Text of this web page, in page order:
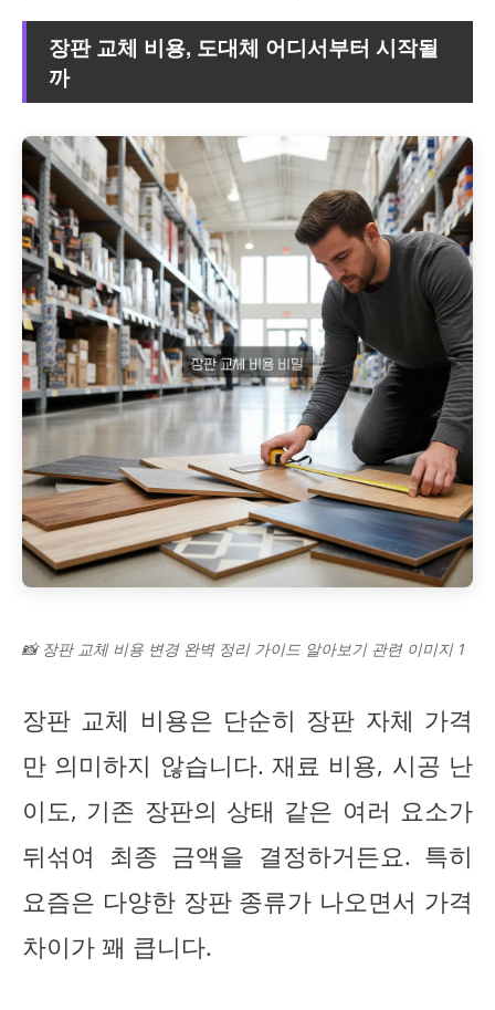
장판 교체 비용, 도대체 어디서부터 시작될
까
📸 장판 교체 비용 변경 완벽 정리 가이드 알아보기 관련 이미지 1
장판 교체 비용은 단순히 장판 자체 가격
만 의미하지 않습니다. 재료 비용, 시공 난
이도, 기존 장판의 상태 같은 여러 요소가
뒤섞여 최종 금액을 결정하거든요. 특히
요즘은 다양한 장판 종류가 나오면서 가격
차이가 꽤 큽니다.